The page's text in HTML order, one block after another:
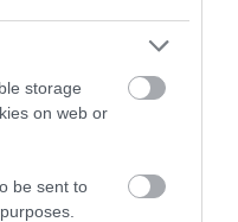
storage
on web or
be sent to
mehetsz